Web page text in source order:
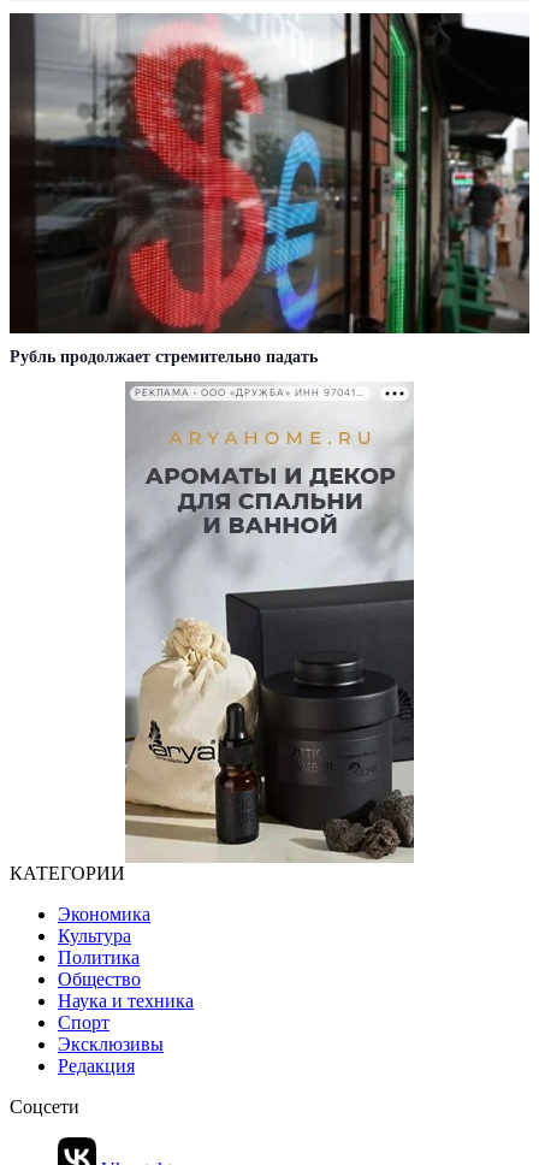
Рубль продолжает стремительно падать
РЕКЛАМА • ООО «ДРУЖБА» ИНН 9704146411
КАТЕГОРИИ
Экономика
Культура
Политика
Общество
Наука и техника
Спорт
Эксклюзивы
Редакция
Соцсети